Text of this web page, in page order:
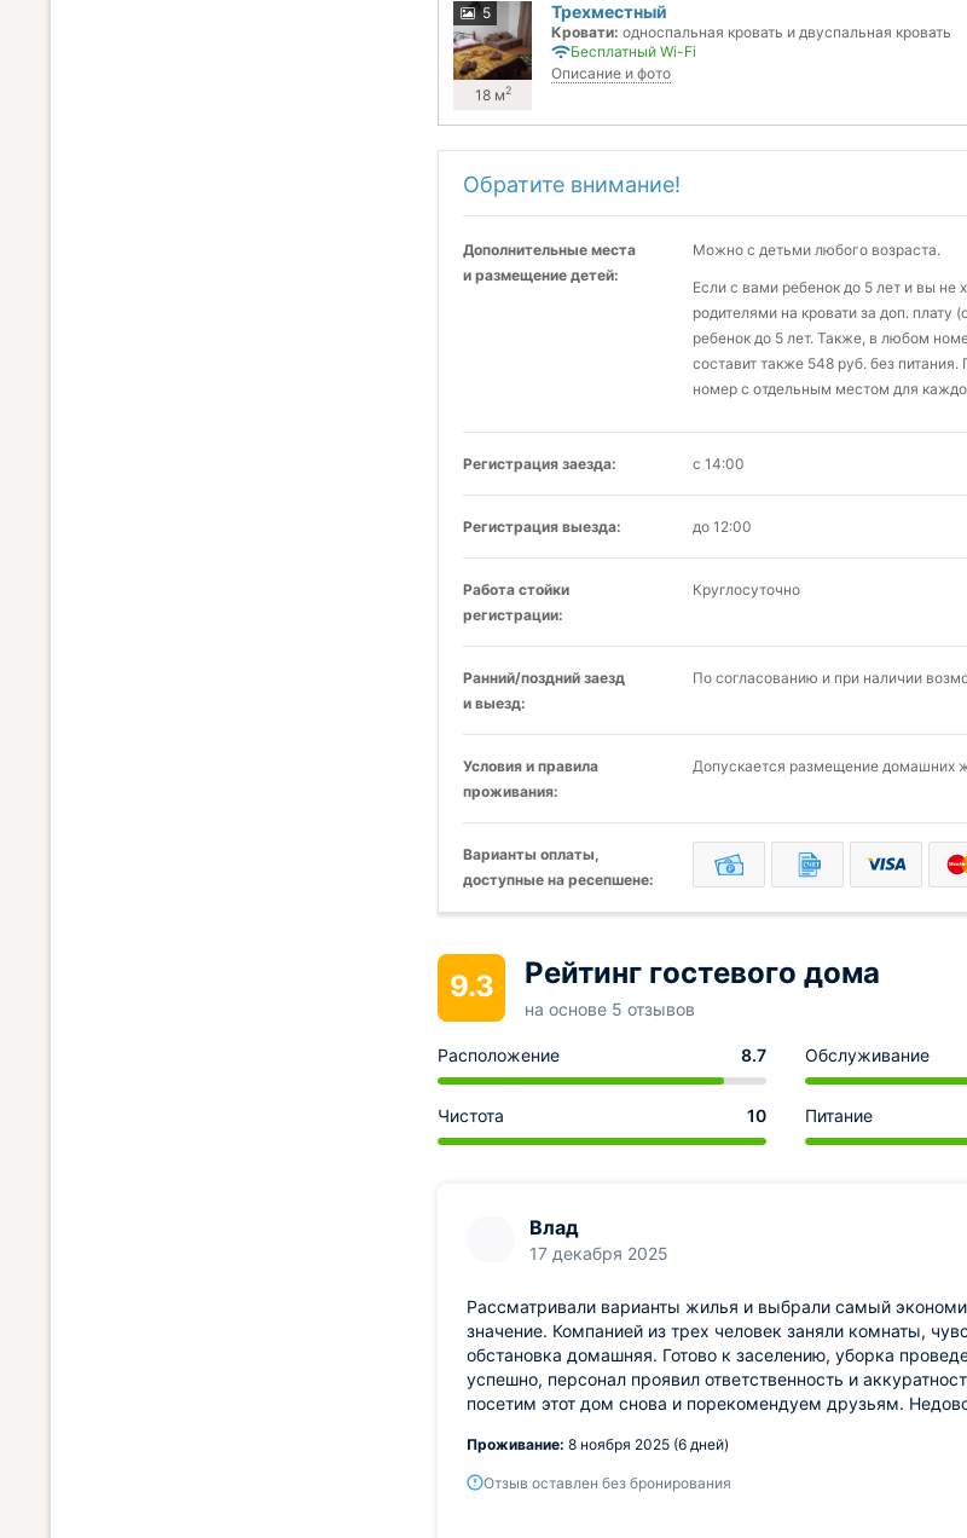
5
18 м2
Трехместный
Кровати: односпальная кровать и двуспальная кровать
Бесплатный Wi-Fi
Описание и фото
Обратите внимание!
Дополнительные места
и размещение детей:
Можно с детьми любого возраста.
Если с вами ребенок до 5 лет и вы не
родителями на кровати за доп. плату
ребенок до 5 лет. Также, в любом
составит также 548 руб. без
номер с отдельным местом для
Регистрация заезда: с 14:00
Регистрация выезда: до 12:00
Работа стойки
регистрации:
Круглосуточно
Ранний/поздний заезд
и выезд:
По согласованию и при наличии
Условия и правила
проживания:
Допускается размещение домашних
Варианты оплаты,
доступные на ресепшене:
9.3 Рейтинг гостевого дома
на основе 5 отзывов
Расположение 8.7 Обслуживание
Чистота 10 Питание
Влад
17 декабря 2025
Рассматривали варианты жилья и выбрали самый
значение. Компанией из трех человек заняли комнаты,
обстановка домашняя. Готово к заселению, уборка
успешно, персонал проявил ответственность и
посетим этот дом снова и порекомендуем друзьям.
Проживание: 8 ноября 2025 (6 дней)
Отзыв оставлен без бронирования